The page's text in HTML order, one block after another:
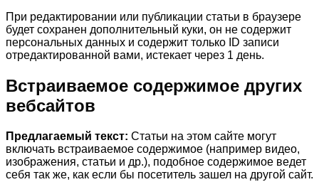
При редактировании или публикации статьи в браузере
будет сохранен дополнительный куки, он не содержит
персональных данных и содержит только ID записи
отредактированной вами, истекает через 1 день.
Встраиваемое содержимое других
вебсайтов
Предлагаемый текст: Статьи на этом сайте могут
включать встраиваемое содержимое (например видео,
изображения, статьи и др.), подобное содержимое ведет
себя так же, как если бы посетитель зашел на другой сайт.